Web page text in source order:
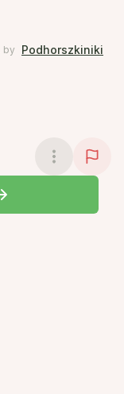
by Podhorszkiniki